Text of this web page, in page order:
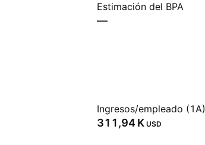
Estimación del BPA
—
Ingresos/empleado (1A)
‪311,94 K‬ USD